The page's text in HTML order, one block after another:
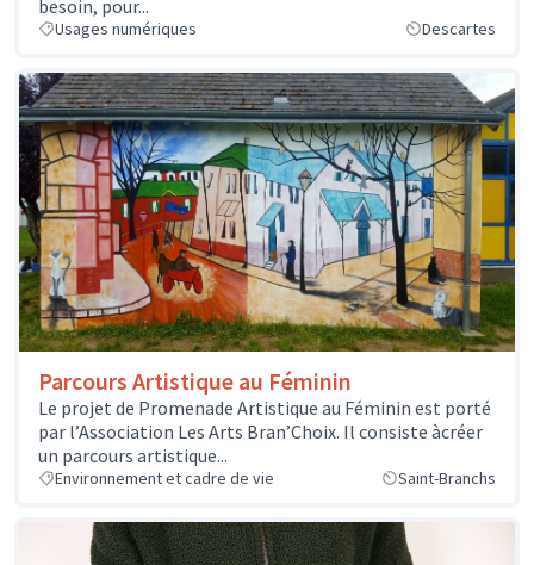
besoin, pour...
Usages numériques Descartes
Parcours Artistique au Féminin
Le projet de Promenade Artistique au Féminin est porté
par l’Association Les Arts Bran’Choix. Il consiste àcréer
un parcours artistique...
Environnement et cadre de vie Saint-Branchs